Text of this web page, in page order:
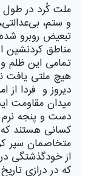
ملت کُرد در طول
و ستم،
تبعیض روبرو
مناطق کردنشین
تمامی این ظلم و
هیچ ملتی یافت
دیروز و فردا از
میدان مقاومت
دست و پنجه نرم
کسانی هستند که
متخاصمان سپر
از خودگذشتگی
که در درازی